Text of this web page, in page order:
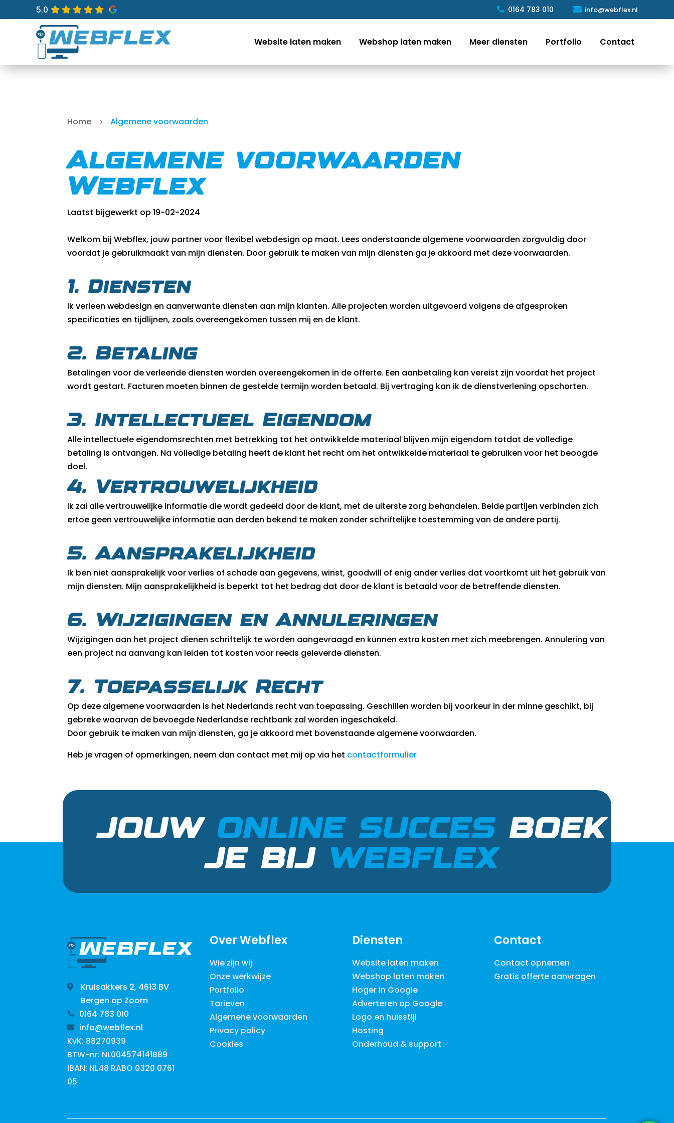
5.0  0164 783 010  info@webflex.nl
Website laten maken Webshop laten maken Meer diensten Portfolio Contact
Home 5 Algemene voorwaarden
Algemene voorwaarden
Webflex
Laatst bijgewerkt op 19-02-2024
Welkom bij Webflex, jouw partner voor flexibel webdesign op maat. Lees onderstaande algemene voorwaarden zorgvuldig door
voordat je gebruikmaakt van mijn diensten. Door gebruik te maken van mijn diensten ga je akkoord met deze voorwaarden.
1. Diensten
Ik verleen webdesign en aanverwante diensten aan mijn klanten. Alle projecten worden uitgevoerd volgens de afgesproken
specificaties en tijdlijnen, zoals overeengekomen tussen mij en de klant.
2. Betaling
Betalingen voor de verleende diensten worden overeengekomen in de offerte. Een aanbetaling kan vereist zijn voordat het project
wordt gestart. Facturen moeten binnen de gestelde termijn worden betaald. Bij vertraging kan ik de dienstverlening opschorten.
3. Intellectueel Eigendom
Alle intellectuele eigendomsrechten met betrekking tot het ontwikkelde materiaal blijven mijn eigendom totdat de volledige
betaling is ontvangen. Na volledige betaling heeft de klant het recht om het ontwikkelde materiaal te gebruiken voor het beoogde
doel.
4. Vertrouwelijkheid
Ik zal alle vertrouwelijke informatie die wordt gedeeld door de klant, met de uiterste zorg behandelen. Beide partijen verbinden zich
ertoe geen vertrouwelijke informatie aan derden bekend te maken zonder schriftelijke toestemming van de andere partij.
5. Aansprakelijkheid
Ik ben niet aansprakelijk voor verlies of schade aan gegevens, winst, goodwill of enig ander verlies dat voortkomt uit het gebruik van
mijn diensten. Mijn aansprakelijkheid is beperkt tot het bedrag dat door de klant is betaald voor de betreffende diensten.
6. Wijzigingen en Annuleringen
Wijzigingen aan het project dienen schriftelijk te worden aangevraagd en kunnen extra kosten met zich meebrengen. Annulering van
een project na aanvang kan leiden tot kosten voor reeds geleverde diensten.
7. Toepasselijk Recht
Op deze algemene voorwaarden is het Nederlands recht van toepassing. Geschillen worden bij voorkeur in der minne geschikt, bij
gebreke waarvan de bevoegde Nederlandse rechtbank zal worden ingeschakeld.
Door gebruik te maken van mijn diensten, ga je akkoord met bovenstaande algemene voorwaarden.
Heb je vragen of opmerkingen, neem dan contact met mij op via het contactformulier
JOUW ONLINE SUCCES BOEK
JE BIJ WEBFLEX

Kruisakkers 2, 4613 BV
Bergen op Zoom
 0164 783 010

info@webflex.nl
KvK: 88270939
BTW-nr: NL004574141B89
IBAN: NL48 RABO 0320 0761
05
Over Webflex
Wie zijn wij
Onze werkwijze
Portfolio
Tarieven
Algemene voorwaarden
Privacy policy
Cookies
Diensten
Website laten maken
Webshop laten maken
Hoger in Google
Adverteren op Google
Logo en huisstijl
Hosting
Onderhoud & support
Contact
Contact opnemen
Gratis offerte aanvragen